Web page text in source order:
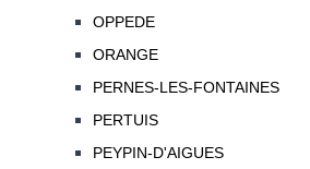
OPPEDE
ORANGE
PERNES-LES-FONTAINES
PERTUIS
PEYPIN-D'AIGUES